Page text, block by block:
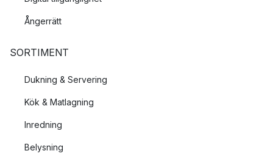
Ångerrätt
SORTIMENT
Dukning & Servering
Kök & Matlagning
Inredning
Belysning